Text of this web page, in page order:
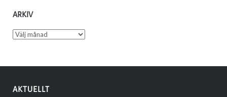
ARKIV
Arkiv
AKTUELLT